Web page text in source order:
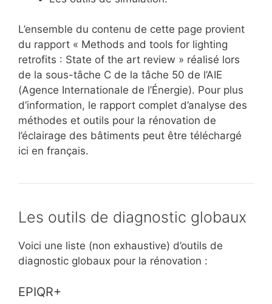
L’ensemble du contenu de cette page provient
du rapport « Methods and tools for lighting
retrofits : State of the art review » réalisé lors
de la sous-tâche C de la tâche 50 de l’AIE
(Agence Internationale de l’Énergie). Pour plus
d’information, le rapport complet d’analyse des
méthodes et outils pour la rénovation de
l’éclairage des bâtiments peut être téléchargé
ici en français.
Les outils de diagnostic globaux
Voici une liste (non exhaustive) d’outils de
diagnostic globaux pour la rénovation :
EPIQR+